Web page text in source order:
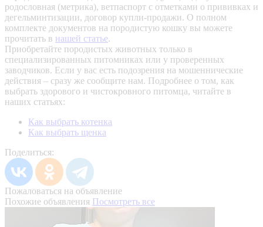
родословная (метрика), ветпаспорт с отметками о прививках и
дегельминтизации, договор купли-продажи. О полном
комплекте документов на породистую кошку вы можете
прочитать в нашей статье.
Приобретайте породистых животных только в
специализированных питомниках или у проверенных
заводчиков. Если у вас есть подозрения на мошеннические
действия – сразу же сообщите нам. Подробнее о том, как
выбрать здорового и чистокровного питомца, читайте в
наших статьях:
Как выбрать котенка
Как выбрать щенка
Поделиться:
Пожаловаться на объявление
Похожие объявления Посмотреть все